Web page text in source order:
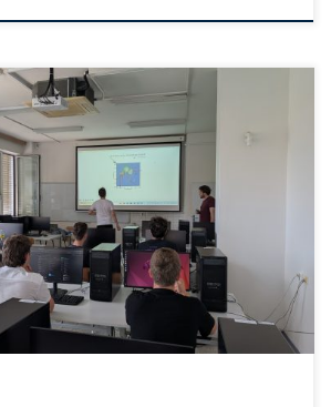
prázdnin od 11. do 15. 8. […]